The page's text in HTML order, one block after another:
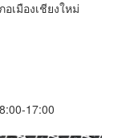
เมืองเชียงใหม่
17:00